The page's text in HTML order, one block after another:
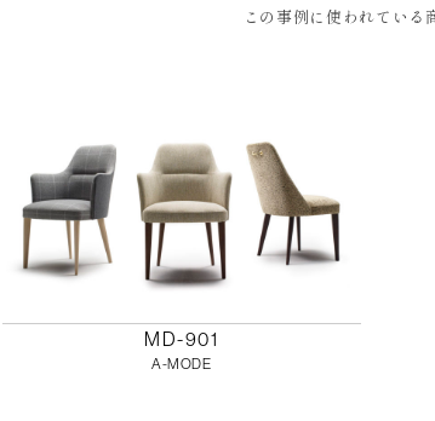
この事例に使われている
MD-901
A-MODE